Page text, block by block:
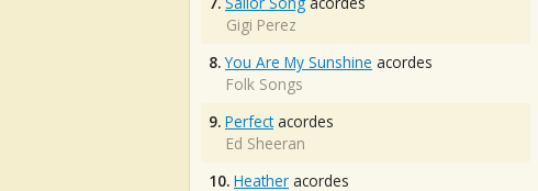
Gigi Perez
8. You Are My Sunshine acordes
Folk Songs
9. Perfectacordes
Ed Sheeran
10. Heather acordes